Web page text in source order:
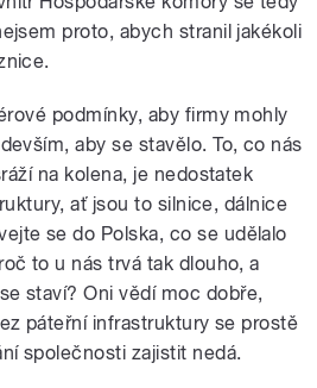
proto, abych stranil jakékoli
podmínky, aby firmy mohly
aby se stavělo. To, co nás
na kolena, je nedostatek
ať jsou to silnice, dálnice
se do Polska, co se udělalo
to u nás trvá tak dlouho, a
staví? Oni vědí moc dobře,
páteřní infrastruktury se prostě
společnosti zajistit nedá.